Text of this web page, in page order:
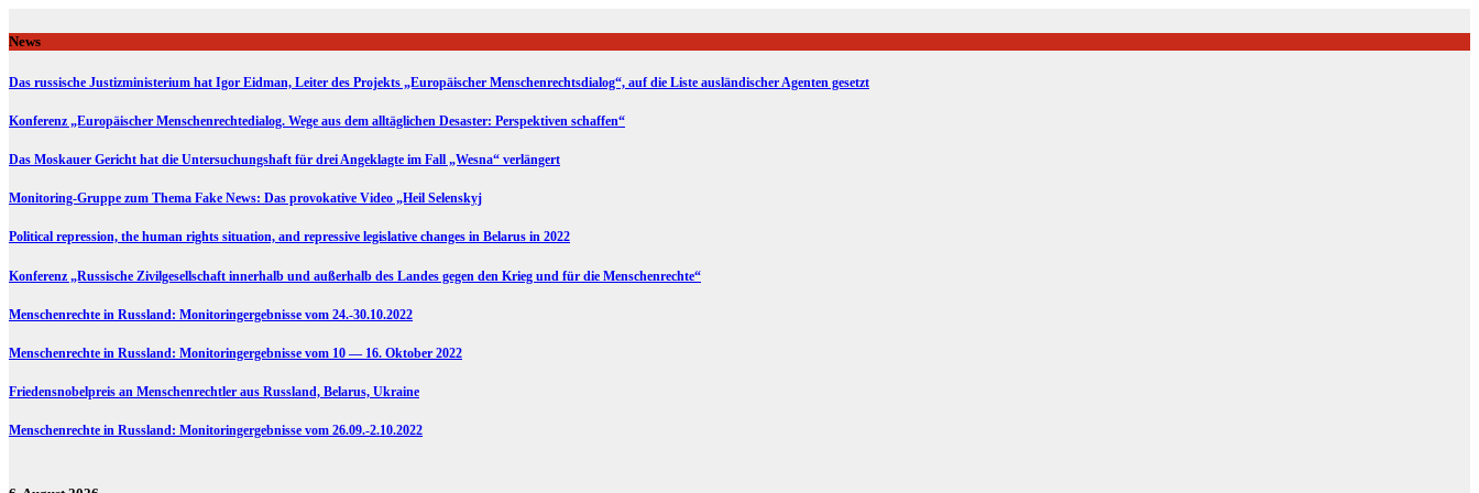
to
content
News
Das russische Justizministerium hat Igor Eidman, Leiter des Projekts „Europäischer Menschenrechtsdialog“, auf die Liste ausländischer Agenten gesetzt
Konferenz „Europäischer Menschenrechtedialog. Wege aus dem alltäglichen Desaster: Perspektiven schaffen“
Das Moskauer Gericht hat die Untersuchungshaft für drei Angeklagte im Fall „Wesna“ verlängert
Monitoring-Gruppe zum Thema Fake News: Das provokative Video „Heil Selenskyj
Political repression, the human rights situation, and repressive legislative changes in Belarus in 2022
Konferenz „Russische Zivilgesellschaft innerhalb und außerhalb des Landes gegen den Krieg und für die Menschenrechte“
Menschenrechte in Russland: Monitoringergebnisse vom 24.-30.10.2022
Menschenrechte in Russland: Monitoringergebnisse vom 10 — 16. Oktober 2022
Friedensnobelpreis an Menschenrechtler aus Russland, Belarus, Ukraine
Menschenrechte in Russland: Monitoringergebnisse vom 26.09.-2.10.2022